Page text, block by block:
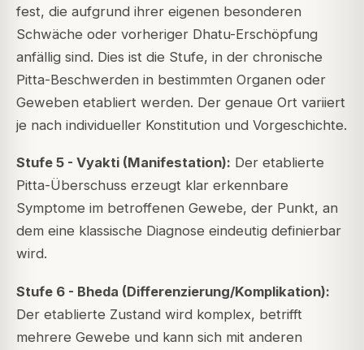
fest, die aufgrund ihrer eigenen besonderen
Schwäche oder vorheriger Dhatu-Erschöpfung
anfällig sind. Dies ist die Stufe, in der chronische
Pitta-Beschwerden in bestimmten Organen oder
Geweben etabliert werden. Der genaue Ort variiert
je nach individueller Konstitution und Vorgeschichte.
Stufe 5 - Vyakti (Manifestation): Der etablierte
Pitta-Überschuss erzeugt klar erkennbare
Symptome im betroffenen Gewebe, der Punkt, an
dem eine klassische Diagnose eindeutig definierbar
wird.
Stufe 6 - Bheda (Differenzierung/Komplikation):
Der etablierte Zustand wird komplex, betrifft
mehrere Gewebe und kann sich mit anderen